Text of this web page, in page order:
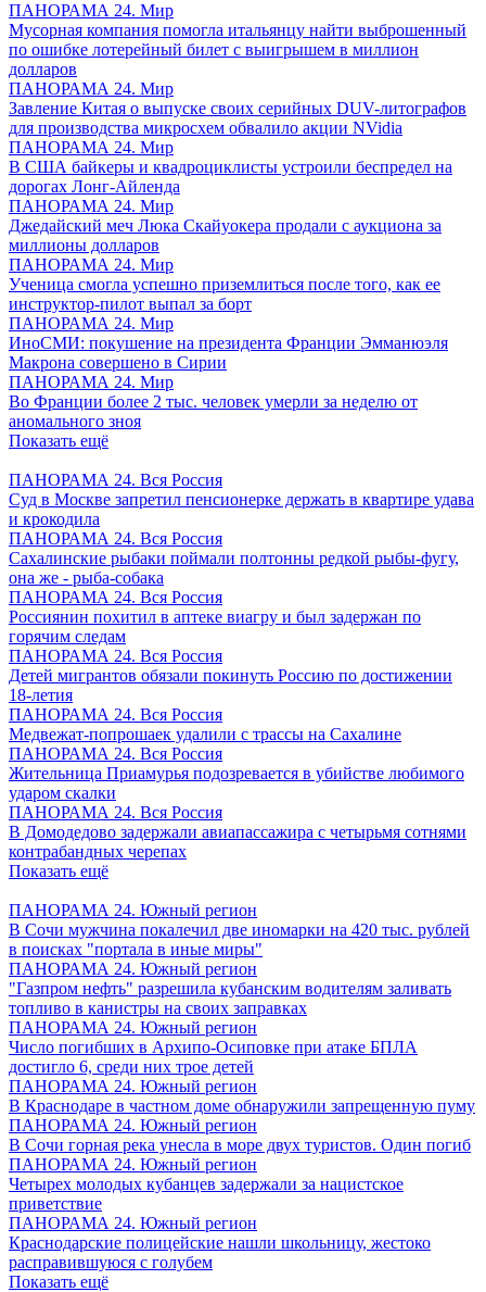
ПАНОРАМА 24. Мир
Мусорная компания помогла итальянцу найти выброшенный
по ошибке лотерейный билет с выигрышем в миллион
долларов
ПАНОРАМА 24. Мир
Завление Китая о выпуске своих серийных DUV-литографов
для производства микросхем обвалило акции NVidia
ПАНОРАМА 24. Мир
В США байкеры и квадроциклисты устроили беспредел на
дорогах Лонг-Айленда
ПАНОРАМА 24. Мир
Джедайский меч Люка Скайуокера продали с аукциона за
миллионы долларов
ПАНОРАМА 24. Мир
Ученица смогла успешно приземлиться после того, как ее
инструктор-пилот выпал за борт
ПАНОРАМА 24. Мир
ИноСМИ: покушение на президента Франции Эмманюэля
Макрона совершено в Сирии
ПАНОРАМА 24. Мир
Во Франции более 2 тыс. человек умерли за неделю от
аномального зноя
Показать ещё
ПАНОРАМА 24. Вся Россия
Суд в Москве запретил пенсионерке держать в квартире удава
и крокодила
ПАНОРАМА 24. Вся Россия
Сахалинские рыбаки поймали полтонны редкой рыбы-фугу,
она же - рыба-собака
ПАНОРАМА 24. Вся Россия
Россиянин похитил в аптеке виагру и был задержан по
горячим следам
ПАНОРАМА 24. Вся Россия
Детей мигрантов обязали покинуть Россию по достижении
18-летия
ПАНОРАМА 24. Вся Россия
Медвежат-попрошаек удалили с трассы на Сахалине
ПАНОРАМА 24. Вся Россия
Жительница Приамурья подозревается в убийстве любимого
ударом скалки
ПАНОРАМА 24. Вся Россия
В Домодедово задержали авиапассажира с четырьмя сотнями
контрабандных черепах
Показать ещё
ПАНОРАМА 24. Южный регион
В Сочи мужчина покалечил две иномарки на 420 тыс. рублей
в поисках "портала в иные миры"
ПАНОРАМА 24. Южный регион
"Газпром нефть" разрешила кубанским водителям заливать
топливо в канистры на своих заправках
ПАНОРАМА 24. Южный регион
Число погибших в Архипо-Осиповке при атаке БПЛА
достигло 6, среди них трое детей
ПАНОРАМА 24. Южный регион
В Краснодаре в частном доме обнаружили запрещенную пуму
ПАНОРАМА 24. Южный регион
В Сочи горная река унесла в море двух туристов. Один погиб
ПАНОРАМА 24. Южный регион
Четырех молодых кубанцев задержали за нацистское
приветствие
ПАНОРАМА 24. Южный регион
Краснодарские полицейские нашли школьницу, жестоко
расправившуюся с голубем
Показать ещё